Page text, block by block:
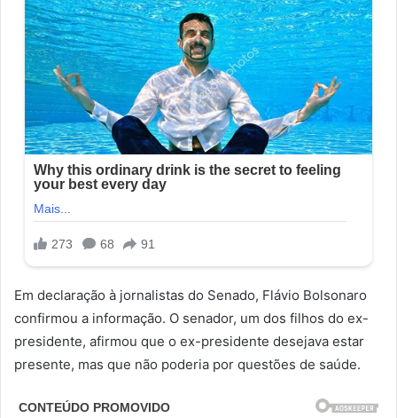
Em declaração à jornalistas do Senado, Flávio Bolsonaro
confirmou a informação. O senador, um dos filhos do ex-
presidente, afirmou que o ex-presidente desejava estar
presente, mas que não poderia por questões de saúde.